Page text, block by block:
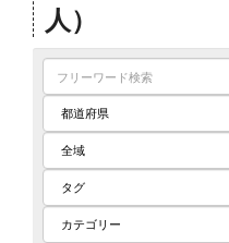
人）